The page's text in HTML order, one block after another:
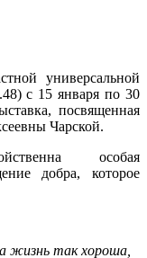
универсальной
с 15 января по 30
посвященная
Чарской.
особая
добра, которое
жизнь так хороша,